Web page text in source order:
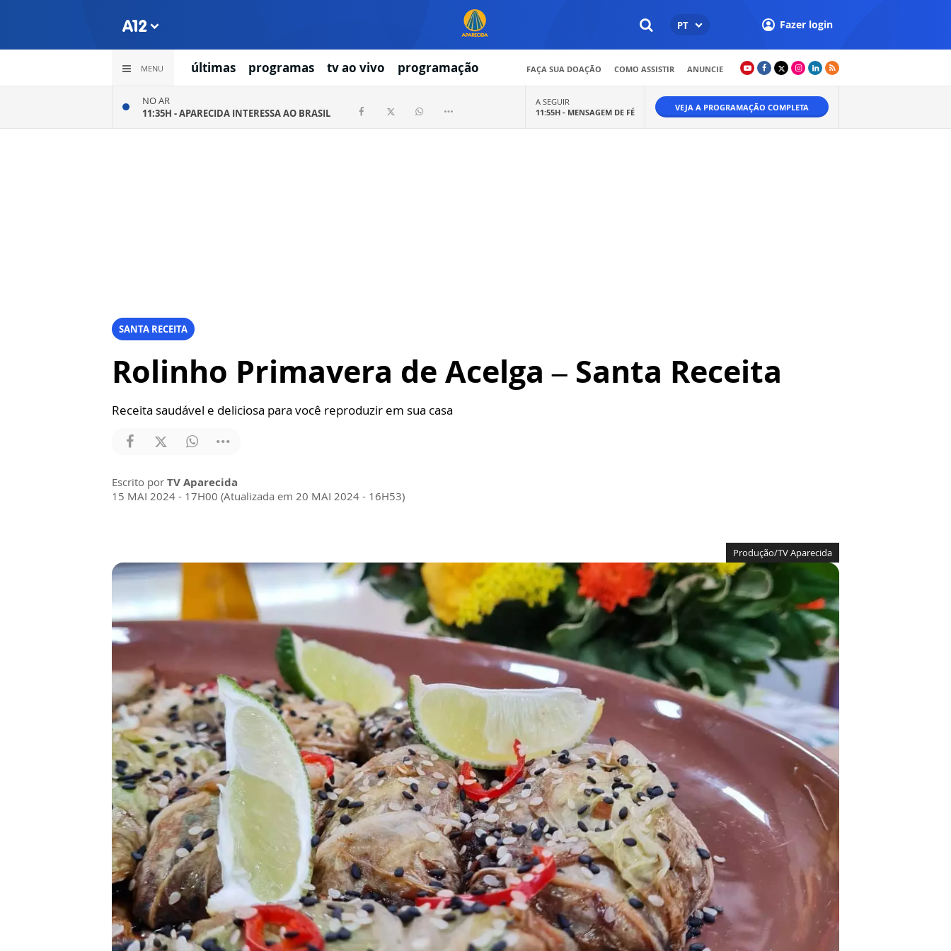
PT Fazer login
MENU últimas programas tv ao vivo programação FAÇA SUA DOAÇÃO COMO ASSISTIR ANUNCIE
NO AR
11:35H -APARECIDA INTERESSA AO BRASIL
A SEGUIR
11:55H - MENSAGEM DE FÉ VEJA A PROGRAMAÇÃO COMPLETA
SANTA RECEITA
Rolinho Primavera de Acelga – Santa Receita
Receita saudável e deliciosa para você reproduzir em sua casa
Escrito por TV Aparecida
15 MAI 2024 - 17H00 (Atualizada em 20 MAI 2024 - 16H53)
Produção/TV Aparecida